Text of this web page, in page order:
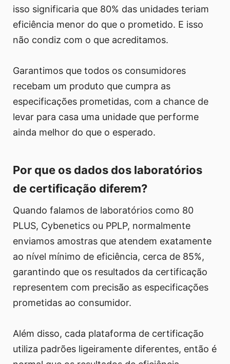
isso significaria que 80% das unidades teriam
eficiência menor do que o prometido. E isso
não condiz com o que acreditamos.
Garantimos que todos os consumidores
recebam um produto que cumpra as
especificações prometidas, com a chance de
levar para casa uma unidade que performe
ainda melhor do que o esperado.
Por que os dados dos laboratórios
de certificação diferem?
Quando falamos de laboratórios como 80
PLUS, Cybenetics ou PPLP, normalmente
enviamos amostras que atendem exatamente
ao nível mínimo de eficiência, cerca de 85%,
garantindo que os resultados da certificação
representem com precisão as especificações
prometidas ao consumidor.
Além disso, cada plataforma de certificação
utiliza padrões ligeiramente diferentes, então é